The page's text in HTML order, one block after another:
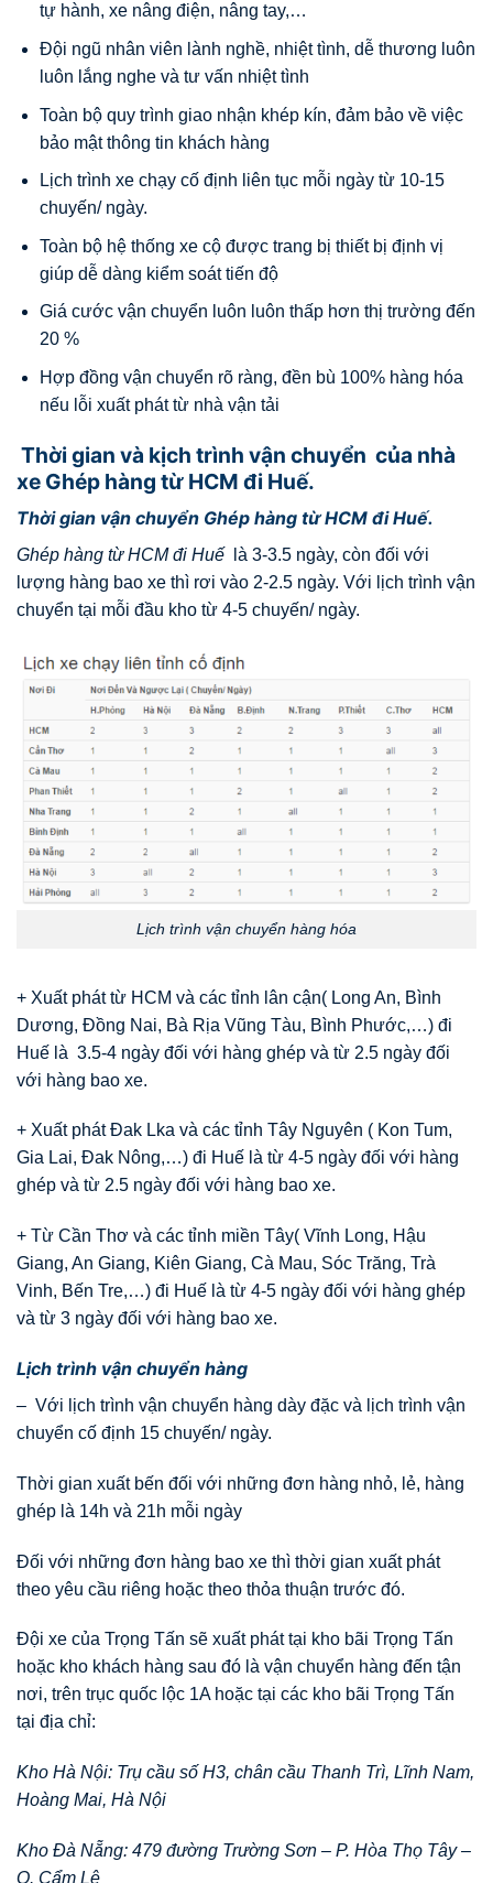
tự hành, xe nâng điện, nâng tay,…
Đội ngũ nhân viên lành nghề, nhiệt tình, dễ thương luôn
luôn lắng nghe và tư vấn nhiệt tình
Toàn bộ quy trình giao nhận khép kín, đảm bảo về việc
bảo mật thông tin khách hàng
Lịch trình xe chạy cố định liên tục mỗi ngày từ 10-15
chuyến/ ngày.
Toàn bộ hệ thống xe cộ được trang bị thiết bị định vị
giúp dễ dàng kiểm soát tiến độ
Giá cước vận chuyển luôn luôn thấp hơn thị trường đến
20 %
Hợp đồng vận chuyển rõ ràng, đền bù 100% hàng hóa
nếu lỗi xuất phát từ nhà vận tải
Thời gian và kịch trình vận chuyển của nhà
xe Ghép hàng từ HCM đi Huế.
Thời gian vận chuyển Ghép hàng từ HCM đi Huế.
Ghép hàng từ HCM đi Huế là 3-3.5 ngày, còn đối với
lượng hàng bao xe thì rơi vào 2-2.5 ngày. Với lịch trình vận
chuyển tại mỗi đầu kho từ 4-5 chuyến/ ngày.
Lịch trình vận chuyển hàng hóa
+ Xuất phát từ HCM và các tỉnh lân cận( Long An, Bình
Dương, Đồng Nai, Bà Rịa Vũng Tàu, Bình Phước,…) đi
Huế là 3.5-4 ngày đối với hàng ghép và từ 2.5 ngày đối
với hàng bao xe.
+ Xuất phát Đak Lka và các tỉnh Tây Nguyên ( Kon Tum,
Gia Lai, Đak Nông,…) đi Huế là từ 4-5 ngày đối với hàng
ghép và từ 2.5 ngày đối với hàng bao xe.
+ Từ Cần Thơ và các tỉnh miền Tây( Vĩnh Long, Hậu
Giang, An Giang, Kiên Giang, Cà Mau, Sóc Trăng, Trà
Vinh, Bến Tre,…) đi Huế là từ 4-5 ngày đối với hàng ghép
và từ 3 ngày đối với hàng bao xe.
Lịch trình vận chuyển hàng
– Với lịch trình vận chuyển hàng dày đặc và lịch trình vận
chuyển cố định 15 chuyến/ ngày.
Thời gian xuất bến đối với những đơn hàng nhỏ, lẻ, hàng
ghép là 14h và 21h mỗi ngày
Đối với những đơn hàng bao xe thì thời gian xuất phát
theo yêu cầu riêng hoặc theo thỏa thuận trước đó.
Đội xe của Trọng Tấn sẽ xuất phát tại kho bãi Trọng Tấn
hoặc kho khách hàng sau đó là vận chuyển hàng đến tận
nơi, trên trục quốc lộc 1A hoặc tại các kho bãi Trọng Tấn
tại địa chỉ:
Kho Hà Nội: Trụ cầu số H3, chân cầu Thanh Trì, Lĩnh Nam,
Hoàng Mai, Hà Nội
Kho Đà Nẵng: 479 đường Trường Sơn – P. Hòa Thọ Tây –
Q. Cẩm Lệ